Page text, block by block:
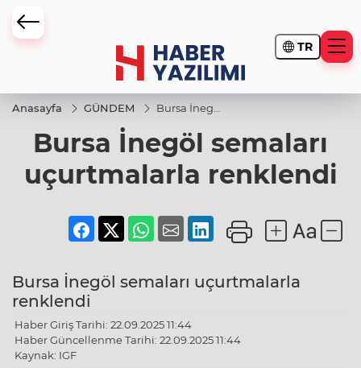
TR
Anasayfa GÜNDEM
Bursa İnegöl
uçurtmalarla
renklendi
Bursa İnegöl semaları
uçurtmalarla renklendi
Bursa İnegöl semaları uçurtmalarla
renklendi
Haber Giriş Tarihi: 22.09.2025 11:44
Haber Güncellenme Tarihi: 22.09.2025 11:44
Kaynak: IGF